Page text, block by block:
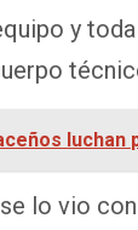
y
lo vio